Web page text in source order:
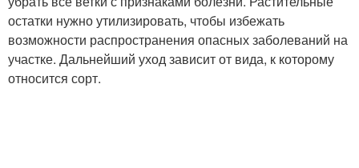
остатки нужно утилизировать, чтобы избежать
возможности распространения опасных заболеваний на
участке. Дальнейший уход зависит от вида, к которому
относится сорт.